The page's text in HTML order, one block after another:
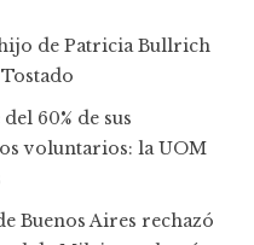
de Patricia Bullrich
60% de sus
voluntarios: la UOM
Buenos Aires rechazó